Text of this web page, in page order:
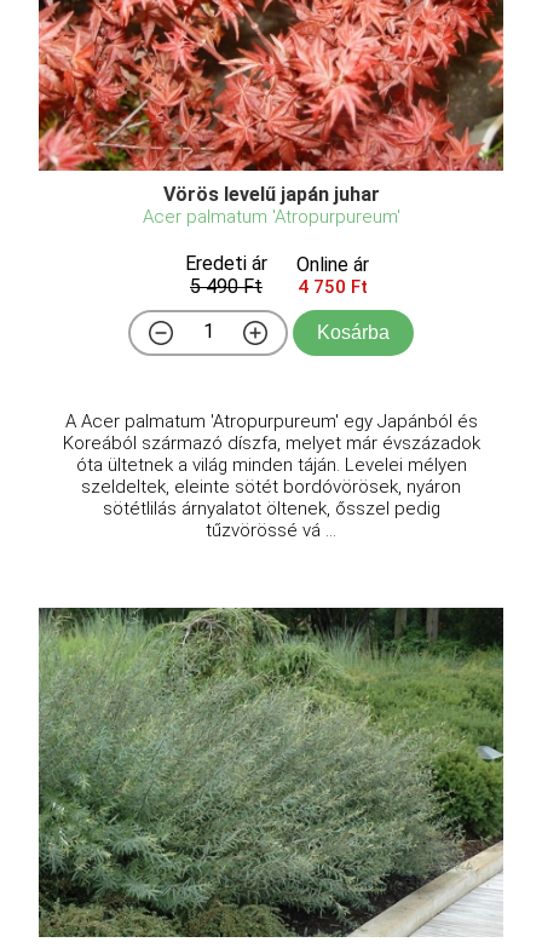
Vörös levelű japán juhar
Acer palmatum 'Atropurpureum'
Eredeti ár
5 490 Ft
Online ár
4 750 Ft
Kosárba
A Acer palmatum 'Atropurpureum' egy Japánból és
Koreából származó díszfa, melyet már évszázadok
óta ültetnek a világ minden táján. Levelei mélyen
szeldeltek, eleinte sötét bordóvörösek, nyáron
sötétlilás árnyalatot öltenek, ősszel pedig
tűzvörössé vá ...